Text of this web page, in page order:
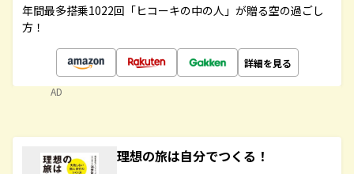
年間最多搭乗1022回「ヒコーキの中の人」が贈る空の過ごし
方！
詳細を見る
AD
理想の旅は自分でつくる！